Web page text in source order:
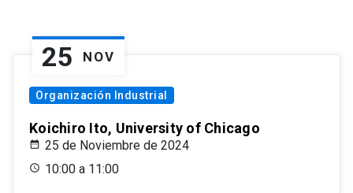
25 NOV
Organización Industrial
Koichiro Ito, University of Chicago
25 de Noviembre de 2024
10:00 a 11:00